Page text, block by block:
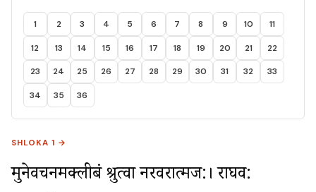
1 2 3 4 5 6 7 8 9 10 11
12 13 14 15 16 17 18 19 20 21 22
23 24 25 26 27 28 29 30 31 32 33
34 35 36
SHLOKA 1 →
मुनेर्वचनमक्लीबं श्रुत्वा नरवरात्मज:। राघव: